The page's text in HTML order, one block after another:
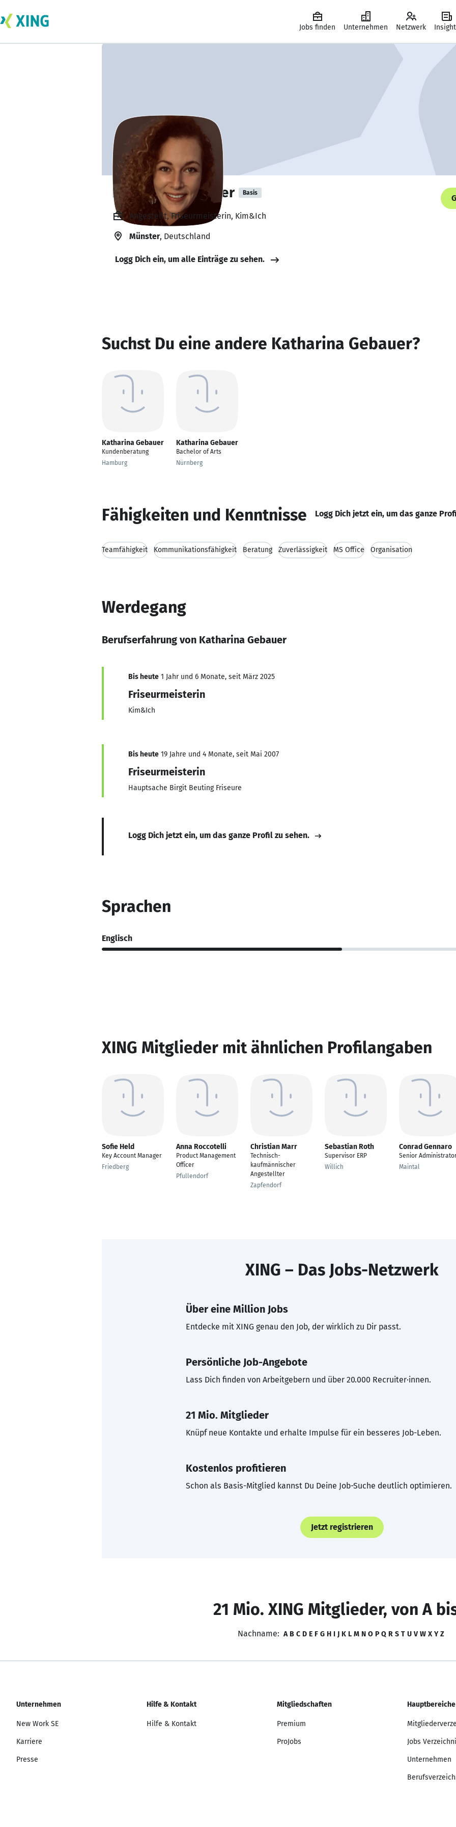
Jobs finden Unternehmen Netzwerk
Katharina Gebauer Basis
Angestellt, Friseurmeisterin, Kim&Ich
Münster, Deutschland
Logg Dich ein, um alle Einträge zu sehen.
Suchst Du eine andere Katharina Gebauer?
Katharina Gebauer
Kundenberatung
Hamburg
Katharina Gebauer
Bachelor of Arts
Nürnberg
Fähigkeiten und Kenntnisse Logg Dich jetzt ein, um das ganze
Teamfähigkeit Kommunikationsfähigkeit Beratung Zuverlässigkeit MS Office Organisation
Werdegang
Berufserfahrung von Katharina Gebauer
Bis heute 1 Jahr und 6 Monate, seit März 2025
Friseurmeisterin
Kim&Ich
Bis heute 19 Jahre und 4 Monate, seit Mai 2007
Friseurmeisterin
Hauptsache Birgit Beuting Friseure
Logg Dich jetzt ein, um das ganze Profil zu sehen.
Sprachen
Englisch
XING Mitglieder mit ähnlichen Profilangaben
Sofie Held
Key Account Manager
Friedberg
Anna Roccotelli
Product Management
Officer
Pfullendorf
Christian Marr
Technisch-
kaufmännischer
Angestellter
Zapfendorf
Sebastian Roth
Supervisor ERP
Willich
Conrad Gennaro
Senior
Maintal
XING – Das Jobs-Netzwerk
Über eine Million Jobs
Entdecke mit XING genau den Job, der wirklich zu Dir passt.
Persönliche Job-Angebote
Lass Dich finden von Arbeitgebern und über 20.000 Recruiter·innen.
21 Mio. Mitglieder
Knüpf neue Kontakte und erhalte Impulse für ein besseres Job-Leben.
Kostenlos profitieren
Schon als Basis-Mitglied kannst Du Deine Job-Suche deutlich optimieren.
Jetzt registrieren
21 Mio. XING Mitglieder, von A
Nachname: A B C D E F G H I J K L M N O P Q R S T U V W X Y Z
Unternehmen
New Work SE
Karriere
Presse
Hilfe & Kontakt
Hilfe & Kontakt
Mitgliedschaften
Premium
ProJobs
Hauptbereiche
Jobs
Unternehmen